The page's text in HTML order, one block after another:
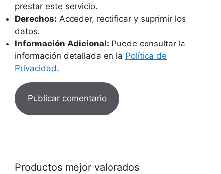
prestar este servicio.
Derechos: Acceder, rectificar y suprimir los
datos.
Información Adicional: Puede consultar la
información detallada en la Política de
Privacidad.
Productos mejor valorados